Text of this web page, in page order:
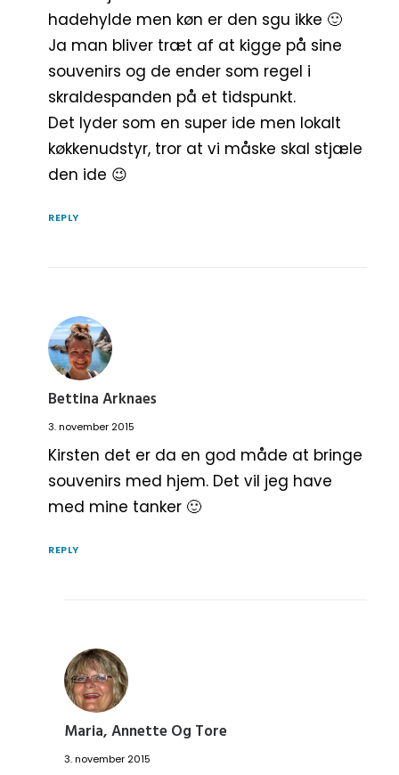
hadehylde men køn er den sgu ikke 🙂
Ja man bliver træt af at kigge på sine
souvenirs og de ender som regel i
skraldespanden på et tidspunkt.
Det lyder som en super ide men lokalt
køkkenudstyr, tror at vi måske skal stjæle
den ide 😉
REPLY
Bettina Arknaes
3. november 2015
Kirsten det er da en god måde at bringe
souvenirs med hjem. Det vil jeg have
med mine tanker 🙂
REPLY
Maria, Annette Og Tore
3. november 2015